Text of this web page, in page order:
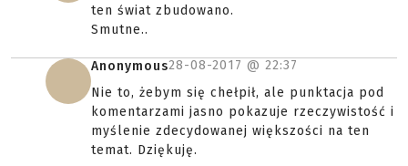
ten świat zbudowano.
Smutne..
Anonymous28-08-2017 @ 22:37
Nie to, żebym się chełpił, ale punktacja pod
komentarzami jasno pokazuje rzeczywistość i
myślenie zdecydowanej większości na ten
temat. Dziękuję.